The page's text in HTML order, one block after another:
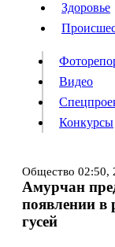
Происшествия
Видео
Конкурсы
Информация
Здоровье
Видео
Конкурсы
Общество 02:50,
Амурчан
появлении в
гусей